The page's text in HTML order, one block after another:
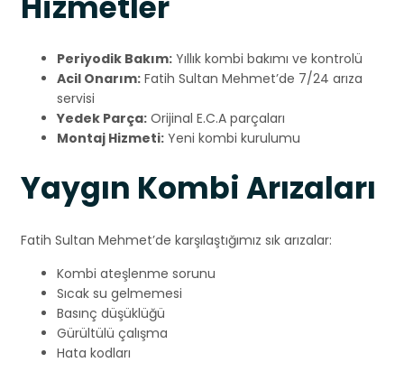
Periyodik Bakım: Yıllık kombi bakımı ve kontrolü
Acil Onarım: Fatih Sultan Mehmet’de 7/24 arıza
servisi
Yedek Parça: Orijinal E.C.A parçaları
Montaj Hizmeti: Yeni kombi kurulumu
Yaygın Kombi Arızaları
Fatih Sultan Mehmet’de karşılaştığımız sık arızalar:
Kombi ateşlenme sorunu
Sıcak su gelmemesi
Basınç düşüklüğü
Gürültülü çalışma
Hata kodları